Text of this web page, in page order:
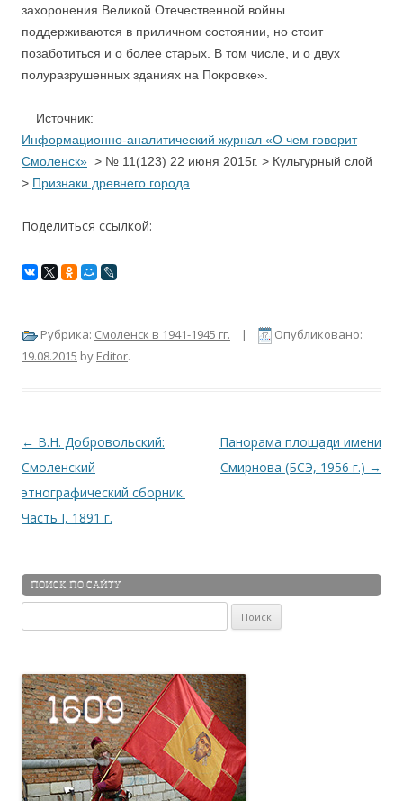
захоронения Великой Отечественной войны
поддерживаются в приличном состоянии, но стоит
позаботиться и о более старых. В том числе, и о двух
полуразрушенных зданиях на Покровке».
Источник:
Информационно-аналитический журнал «О чем говорит
Смоленск» > № 11(123) 22 июня 2015г. > Культурный слой
> Признаки древнего города
Поделиться ссылкой:
Рубрика: Смоленск в 1941-1945 гг. |
Опубликовано:
19.08.2015 by Editor.
Навигация по записям
← В.Н. Добровольский:
Смоленский
этнографический сборник.
Часть I, 1891 г.
Панорама площади имени
Смирнова (БСЭ, 1956 г.) →
ПОИСК ПО САЙТУ